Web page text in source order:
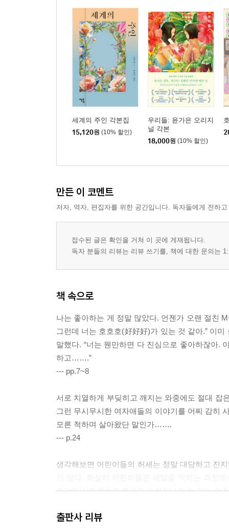
세계의 주인 각본집
15,120원 (10% 할인)
우리들: 윤가은 오리지
널 각본
18,000원 (10% 할인)
만든 이 코멘트
저자, 역자, 편집자를 위한 공간입니다. 독자들에게 전하
접수된 글은 확인을 거쳐 이 곳에 게재됩니다.
독자 분들의 리뷰는 리뷰 쓰기를, 책에 대한 문의는
책 속으로
나는 좋아하는 게 정말 많았다. 언젠가 오랜 절친
그런데 너는 호호호(好好好)가 있는 것 같아.” 이
말했다. “너는 웬만하면 다 진심으로 좋아하잖아.
하고…….”
--- pp.7~8
서로 치열하게 부딪히고 깨지는 와중에도 절대 잡
그런 무시무시한 여자애들의 이야기를 어찌 감히
모른 척하며 살아왔단 말인가…….
--- p.24
생각해보면 어린이들의 허세는 정말 대담하고 진
과감히 시도해보고 틀리면 수정해나갈 수 있는 엄
--- p.31
출판사 리뷰